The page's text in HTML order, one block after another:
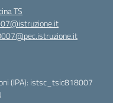
TS
(IPA): istsc_tsic818007